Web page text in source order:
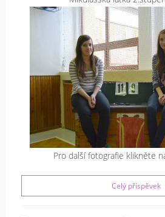
Pro další fotografie klikněte
Celý příspěvek